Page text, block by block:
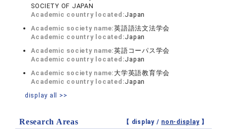
SOCIETY OF JAPAN
Academic country located:Japan
Academic society name:英語語法文法学会
Academic country located:Japan
Academic society name:英語コーパス学会
Academic country located:Japan
Academic society name: 大学英語教育学会
Academic country located:Japan
display all >>
Research Areas 【 display / non-display】